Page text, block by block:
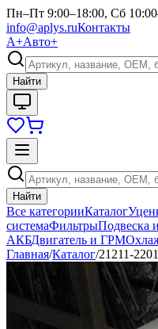
Пн–Пт 9:00–18:00, Сб
info@aplys.ruКонтакты
А+Авто+
Найти
Найти
Все категорииКаталог
системаФильтрыПодвеска
АКБДвигатель и ГРМ
Главная/Каталог/21211-